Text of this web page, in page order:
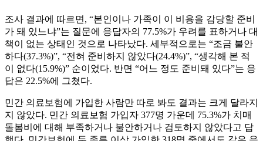
조사 결과에 따르면, “본인이나 가족이 이 비용을 감당할 준비
가 돼 있느냐”는 질문에 응답자의 77.5%가 우려를 표하거나 대
책이 없는 상태인 것으로 나타났다. 세부적으로는 “조금 불안
하다(37.3%)”, “전혀 준비하지 않았다(24.4%)”, “생각해 본 적
이 없다(15.9%)” 순이었다. 반면 “어느 정도 준비돼 있다”는 응
답은 22.5%에 그쳤다.
민간 의료보험에 가입한 사람만 따로 봐도 결과는 크게 달라지
지 않았다. 민간 의료보험 가입자 377명 가운데 75.3%가 치매
돌봄비에 대해 부족하거나 불안하거나 검토하지 않았다고 답